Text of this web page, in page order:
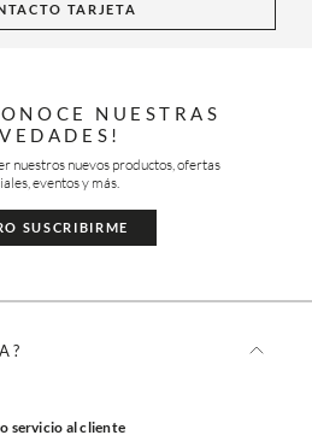
TARJETA
NUESTRAS
nuestros nuevos productos, ofertas
eventos y más.
SUSCRIBIRME
servicio al cliente